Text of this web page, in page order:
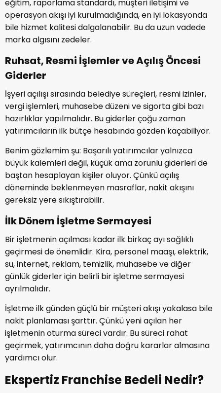
eğitim, raporlama standardı, müşteri iletişimi ve
operasyon akışı iyi kurulmadığında, en iyi lokasyonda
bile hizmet kalitesi dalgalanabilir. Bu da uzun vadede
marka algısını zedeler.
Ruhsat, Resmi İşlemler ve Açılış Öncesi
Giderler
İşyeri açılışı sırasında belediye süreçleri, resmi izinler,
vergi işlemleri, muhasebe düzeni ve sigorta gibi bazı
hazırlıklar yapılmalıdır. Bu giderler çoğu zaman
yatırımcıların ilk bütçe hesabında gözden kaçabiliyor.
Benim gözlemim şu: Başarılı yatırımcılar yalnızca
büyük kalemleri değil, küçük ama zorunlu giderleri de
baştan hesaplayan kişiler oluyor. Çünkü açılış
döneminde beklenmeyen masraflar, nakit akışını
gereksiz yere sıkıştırabilir.
İlk Dönem İşletme Sermayesi
Bir işletmenin açılması kadar ilk birkaç ayı sağlıklı
geçirmesi de önemlidir. Kira, personel maaşı, elektrik,
su, internet, reklam, temizlik, muhasebe ve diğer
günlük giderler için belirli bir işletme sermayesi
ayrılmalıdır.
İşletme ilk günden güçlü bir müşteri akışı yakalasa bile
nakit planlaması şarttır. Çünkü yeni açılan her
işletmenin oturma süreci vardır. Bu süreci rahat
geçirmek, yatırımcının daha doğru kararlar almasına
yardımcı olur.
Ekspertiz Franchise Bedeli Nedir?